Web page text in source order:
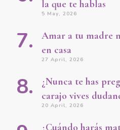
la que te hablas
5 May, 2026
Amar a tu madre
en casa
27 April, 2026
¿Nunca te has
carajo vives
20 April, 2026